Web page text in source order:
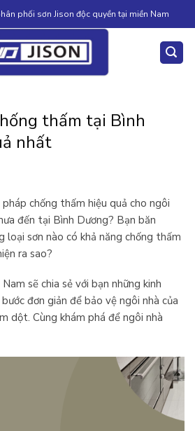
phối sơn Jison độc quyền tại miền Nam
thấm tại Bình
nhất
chống thấm hiệu quả cho ngôi
đến tại Bình Dương? Bạn băn
loại sơn nào có khả năng chống thấm
ra sao?
sẽ chia sẻ với bạn những kinh
đơn giản để bảo vệ ngôi nhà của
dột. Cùng khám phá để ngôi nhà